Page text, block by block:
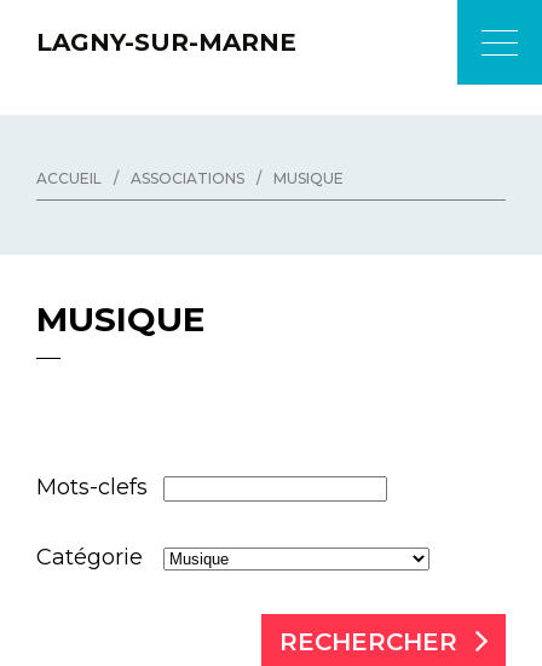
LAGNY-SUR-MARNE
ACCUEIL / ASSOCIATIONS / MUSIQUE
MUSIQUE
Mots-clefs
Catégorie
RECHERCHER